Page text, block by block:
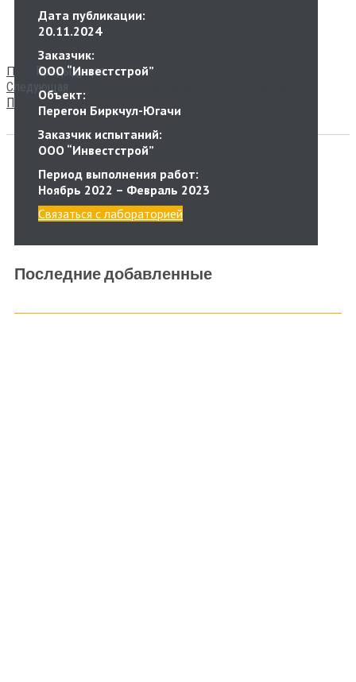
ВСЕ РАБОТЫ
Пред ПредыдущаяОбследование перегона Джетка-Крол
Следующая
ПереемнаяСледующая
Дата публикации:
20.11.2024
Заказчик:
ООО “Инвестстрой”
Объект:
Перегон Биркчул-Югачи
Заказчик испытаний:
ООО “Инвестстрой”
Период выполнения работ:
Ноябрь 2022 – Февраль 2023
Связаться с лабораторией
Последние добавленные